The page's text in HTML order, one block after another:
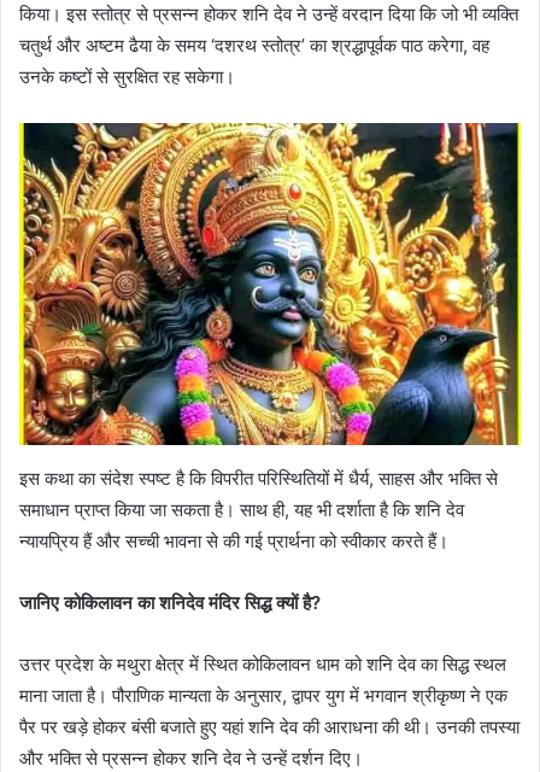
किया। इस स्तोत्र से प्रसन्न होकर शनि देव ने उन्हें वरदान दिया कि जो भी व्यक्ति
चतुर्थ और अष्टम ढैया के समय ‘दशरथ स्तोत्र’ का श्रद्धापूर्वक पाठ करेगा, वह
उनके कष्टों से सुरक्षित रह सकेगा।
इस कथा का संदेश स्पष्ट है कि विपरीत परिस्थितियों में धैर्य, साहस और भक्ति से
समाधान प्राप्त किया जा सकता है। साथ ही, यह भी दर्शाता है कि शनि देव
न्यायप्रिय हैं और सच्ची भावना से की गई प्रार्थना को स्वीकार करते हैं।
जानिए कोकिलावन का शनिदेव मंदिर सिद्ध क्यों है?
उत्तर प्रदेश के मथुरा क्षेत्र में स्थित कोकिलावन धाम को शनि देव का सिद्ध स्थल
माना जाता है। पौराणिक मान्यता के अनुसार, द्वापर युग में भगवान श्रीकृष्ण ने एक
पैर पर खड़े होकर बंसी बजाते हुए यहां शनि देव की आराधना की थी। उनकी तपस्या
और भक्ति से प्रसन्न होकर शनि देव ने उन्हें दर्शन दिए।